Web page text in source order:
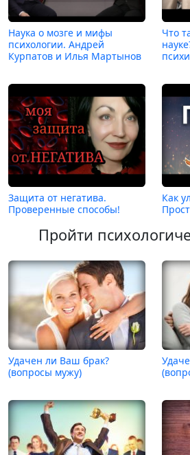
Наука о мозге и мифы
психологии. Андрей
Курпатов и Илья Мартынов
Что
Защита от негатива.
Проверенные способы!
Как
Пройти
Удачен ли Ваш брак?
(вопросы мужу)